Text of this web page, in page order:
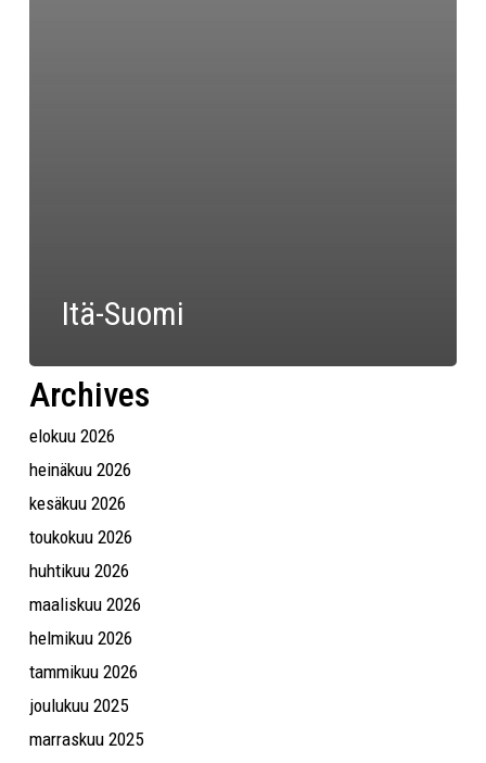
Itä-Suomi
Archives
elokuu 2026
heinäkuu 2026
kesäkuu 2026
toukokuu 2026
huhtikuu 2026
maaliskuu 2026
helmikuu 2026
tammikuu 2026
joulukuu 2025
marraskuu 2025